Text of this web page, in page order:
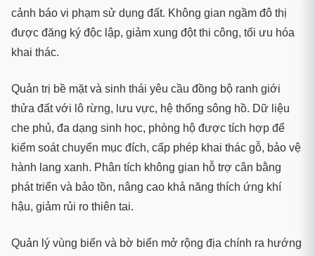
cảnh báo vi phạm sử dụng đất. Không gian ngầm đô thị
được đăng ký độc lập, giảm xung đột thi công, tối ưu hóa
khai thác.
Quản trị bề mặt và sinh thái yêu cầu đồng bộ ranh giới
thửa đất với lô rừng, lưu vực, hệ thống sông hồ. Dữ liệu
che phủ, đa dạng sinh học, phòng hộ được tích hợp để
kiểm soát chuyển mục đích, cấp phép khai thác gỗ, bảo vệ
hành lang xanh. Phân tích không gian hỗ trợ cân bằng
phát triển và bảo tồn, nâng cao khả năng thích ứng khí
hậu, giảm rủi ro thiên tai.
Quản lý vùng biển và bờ biển mở rộng địa chính ra hướng